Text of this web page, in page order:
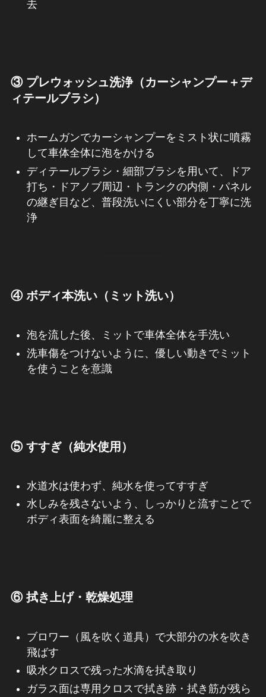
去
③ プレウォッシュ洗浄（カーシャンプー＋デ
ィテールブラシ）
ホームガンでカーシャンプーをミスト状に噴霧
して車体全体に泡をかける
ディテールブラシ・細部ブラシを用いて、ドア
打ち・ドアノブ周辺・トランクの内側・パネル
の継ぎ目など、普段洗いにくい部分を丁寧に洗
浄
④ ボディ本洗い（ミット洗い）
泡を流した後、ミットで車体全体を手洗い
洗車傷をつけないように、優しい動きでミット
を使うことを意識
⑤ すすぎ（純水使用）
水道水は使わず、純水を使ってすすぎ
水しみを残さないよう、しっかりと流すことで
ボディ表面を綺麗に整える
⑥ 拭き上げ・乾燥処理
ブロワー（風を吹く道具）で大部分の水を吹き
飛ばす
吸水クロスで残った水滴を拭き取り
ガラス面は専用クロスで拭き跡・拭き筋が残ら